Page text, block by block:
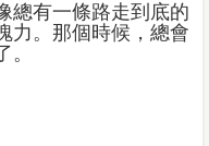
總有一條路走到底的
力。那個時候，總會